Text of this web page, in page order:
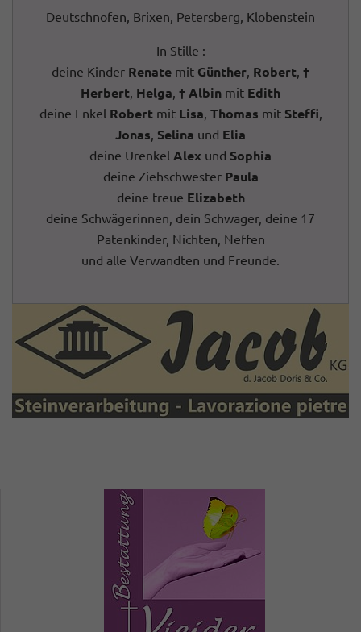
Deutschnofen, Brixen, Petersberg, Klobenstein
In Stille :
deine Kinder Renate mit Günther, Robert, †
Herbert, Helga, † Albin mit Edith
deine Enkel Robertmit Lisa, Thomas mit Steffi,
Jonas, Selina und Elia
deine Urenkel Alex und Sophia
deine Ziehschwester Paula
deine treue Elizabeth
deine Schwägerinnen, dein Schwager, deine 17
Patenkinder, Nichten, Neffen
und alle Verwandten und Freunde.